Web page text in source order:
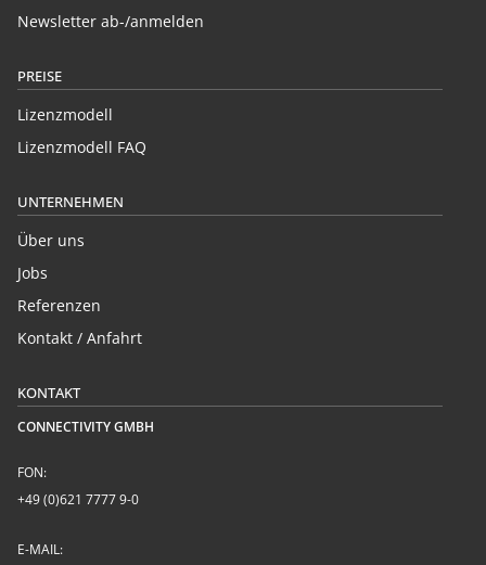
Newsletter ab-/anmelden
PREISE
Lizenzmodell
Lizenzmodell FAQ
UNTERNEHMEN
Über uns
Jobs
Referenzen
Kontakt / Anfahrt
KONTAKT
CONNECTIVITY GMBH
FON:
+49 (0)621 7777 9-0
E-MAIL: